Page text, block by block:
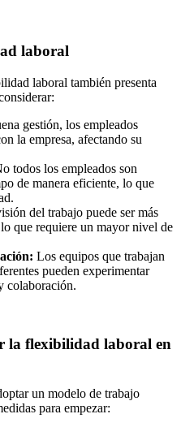
laboral
laboral también presenta
gestión, los empleados
la empresa, afectando su
todos los empleados son
de manera eficiente, lo que
del trabajo puede ser más
que requiere un mayor nivel de
Los equipos que trabajan
pueden experimentar
colaboración.
la flexibilidad laboral en
un modelo de trabajo
para empezar: